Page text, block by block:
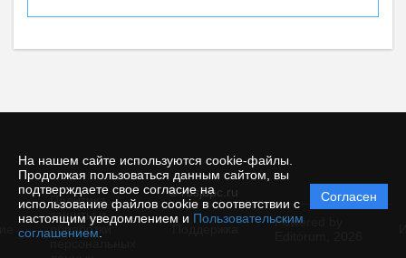
На нашем сайте используются cookie-файлы.
Продолжая пользоваться данным сайтом, вы
подтверждаете свое согласие на
использование файлов cookie в соответствии с
настоящим уведомлением и Пользовательским
соглашением
Согласен
© rusjbpc.ru
Политика
защиты и
обработки
Powered by